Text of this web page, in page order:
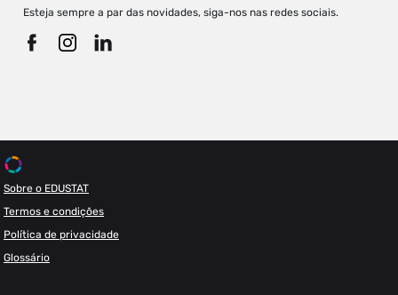
Esteja sempre a par das novidades, siga-nos nas redes sociais.
Sobre o EDUSTAT
Termos e condições
Política de privacidade
Glossário